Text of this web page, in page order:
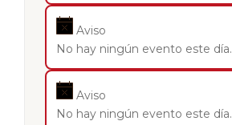
Aviso
No hay ningún evento este día.
Aviso
No hay ningún evento este día.